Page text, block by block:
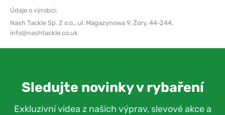
Údaje o výrobci:
Nash Tackle Sp. Z o.o., ul. Magazynowa 9, Żory, 44-244,
info@nashtackle.co.uk
Sledujte novinky v rybaření
Exkluzivní videa z našich výprav, slevové akce a